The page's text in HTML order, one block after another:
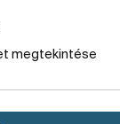
megtekintése